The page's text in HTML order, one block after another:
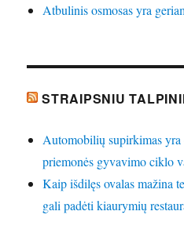
Atbulinis osmosas yra
STRAIPSNIU
Automobilių supirkimas yra
priemonės gyvavimo ciklo
Kaip išdilęs ovalas mažina
gali padėti kiaurymių